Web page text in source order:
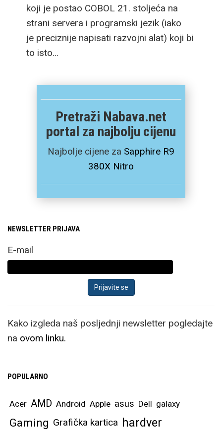
koji je postao COBOL 21. stoljeća na
strani servera i programski jezik (iako
je preciznije napisati razvojni alat) koji bi
to isto…
Pretraži Nabava.net
portal za najbolju cijenu
Najbolje cijene za Sapphire R9
380X Nitro
NEWSLETTER PRIJAVA
E-mail
Kako izgleda naš posljednji newsletter pogledajte
na ovom linku.
POPULARNO
Acer AMD Android Apple asus Dell galaxy
Gaming Grafička kartica hardver